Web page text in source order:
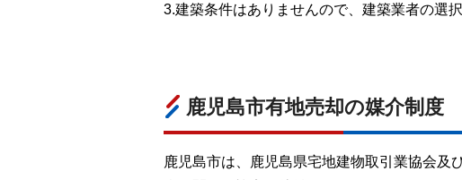
3.建築条件はありませんので、建築業者の選択
鹿児島市有地売却の媒介制度
鹿児島市は、鹿児島県宅地建物取引業協会及